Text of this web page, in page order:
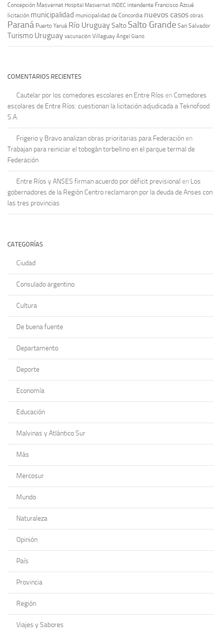
Concepción Masvernat Hospital Masvernat INDEC intendente Francisco Azcué
licitación municipalidad municipalidad de Concordia nuevos casos obras
Paraná Puerto Yeruá Río UruguaySalto Salto Grande San Salvador
Turismo Uruguay vacunación Villaguay Ángel Giano
COMENTARIOS RECIENTES
Cautelar por los comedores escolares en Entre Ríos en Comedores
escolares de Entre Ríos: cuestionan la licitación adjudicada a Teknofood
S.A.
Frigerio y Bravo analizan obras prioritarias para Federación en
Trabajan para reiniciar el tobogán torbellino en el parque termal de
Federación
Entre Ríos y ANSES firman acuerdo por déficit previsional en Los
gobernadores de la Región Centro reclamaron por la deuda de Anses con
las tres provincias
CATEGORÍAS
Ciudad
Consulado argentino
Cultura
De buena fuente
Departamento
Deporte
Economía
Educación
Malvinas y Atlántico Sur
Más
Mercosur
Mundo
Naturaleza
Opinión
País
Provincia
Región
Viajes y Sabores